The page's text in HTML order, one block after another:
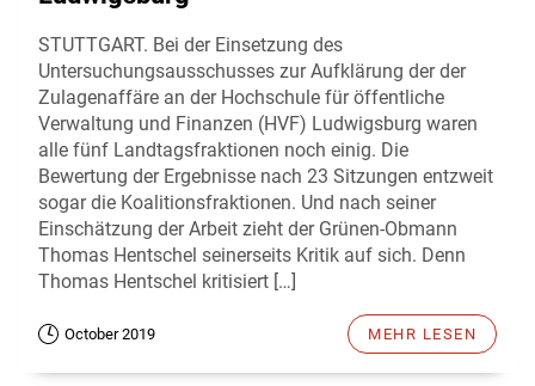
STUTTGART. Bei der Einsetzung des
Untersuchungsausschusses zur Aufklärung der der
Zulagenaffäre an der Hochschule für öffentliche
Verwaltung und Finanzen (HVF) Ludwigsburg waren
alle fünf Landtagsfraktionen noch einig. Die
Bewertung der Ergebnisse nach 23 Sitzungen entzweit
sogar die Koalitionsfraktionen. Und nach seiner
Einschätzung der Arbeit zieht der Grünen-Obmann
Thomas Hentschel seinerseits Kritik auf sich. Denn
Thomas Hentschel kritisiert […]
October 2019 MEHR LESEN